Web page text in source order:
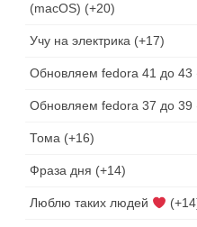
(macOS)
+20
Учу на электрика +17
Обновляем fedora 41 до 43
Обновляем fedora 37 до 39
Тома +16
Фраза дня +14
Люблю таких людей +14